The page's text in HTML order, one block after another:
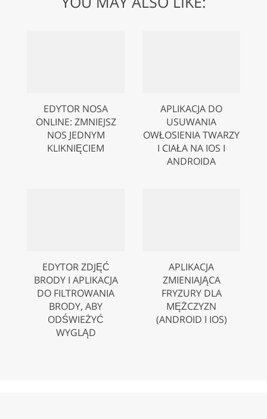
EDYTOR NOSA
ONLINE: ZMNIEJSZ
NOS JEDNYM
KLIKNIĘCIEM
APLIKACJA DO
USUWANIA
OWŁOSIENIA TWARZY
I CIAŁA NA IOS I
ANDROIDA
EDYTOR ZDJĘĆ
BRODY I APLIKACJA
DO FILTROWANIA
BRODY, ABY
ODŚWIEŻYĆ
WYGLĄD
APLIKACJA
ZMIENIAJĄCA
FRYZURY DLA
MĘŻCZYZN
(ANDROID I IOS)